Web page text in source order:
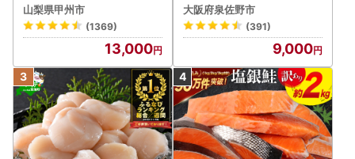
カット 約1.3kg 2～3房【2
026年発送】（MG）B12-
472 FN-Limited-VO シャ
インマスカット フルーツ
山梨県甲州市
(1369)
13,000
大阪府泉佐野市
(391)
9,000